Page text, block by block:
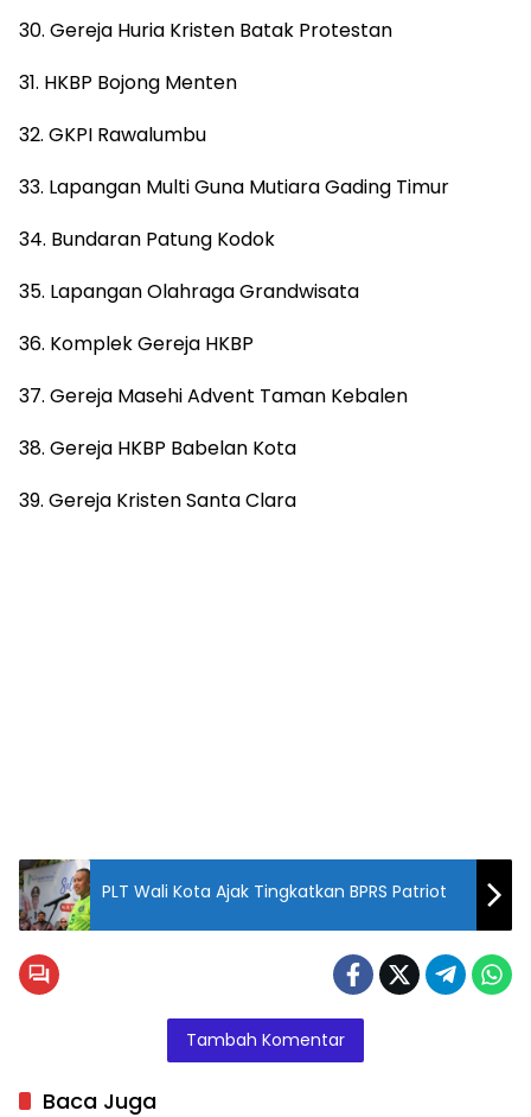
30. Gereja Huria Kristen Batak Protestan
31. HKBP Bojong Menten
32. GKPI Rawalumbu
33. Lapangan Multi Guna Mutiara Gading Timur
34. Bundaran Patung Kodok
35. Lapangan Olahraga Grandwisata
36. Komplek Gereja HKBP
37. Gereja Masehi Advent Taman Kebalen
38. Gereja HKBP Babelan Kota
39. Gereja Kristen Santa Clara
PLT Wali Kota Ajak Tingkatkan BPRS Patriot
Tambah Komentar
Baca Juga